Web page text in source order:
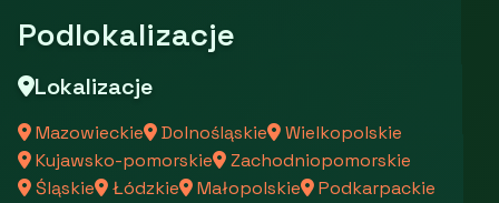
Podlokalizacje
Lokalizacje
Mazowieckie Dolnośląskie
Wielkopolskie
Kujawsko-pomorskie
Zachodniopomorskie
Śląskie
Łódzkie Małopolskie
Podkarpackie